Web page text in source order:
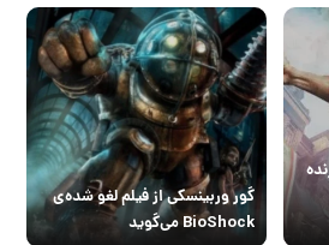
گور وربینسکی از فیلم لغو شده‌ی
BioShock می‌گوید